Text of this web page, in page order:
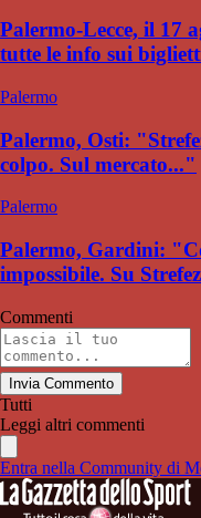
Palermo-Lecce, il 17
tutte le info sui
Palermo
Palermo, Osti:
colpo. Sul mercato..."
Palermo
Palermo, Gardini:
impossibile. Su
Commenti
Invia Commento
Tutti
Leggi altri commenti
Entra nella Community di